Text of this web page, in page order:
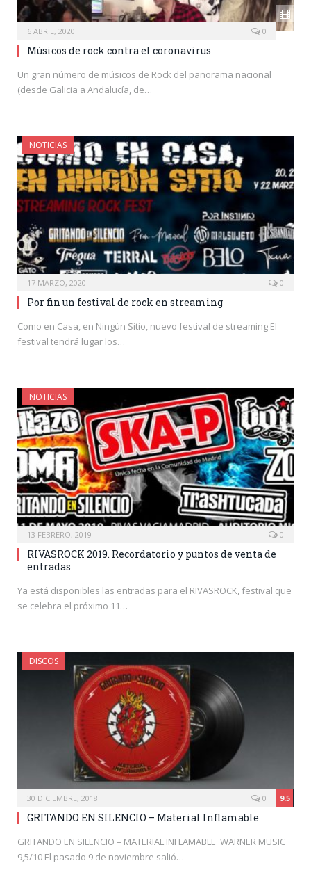
6 ABRIL, 2020 0
Músicos de rock contra el coronavirus
Un gran número de músicos de Rock del panorama nacional
(desde Galicia a Andalucía, de…
NOTICIAS
17 MARZO, 2020 0
Por fin un festival de rock en streaming
Como en Casa, en Ningún Sitio, nuevo festival de streaming El
festival tendrá lugar los…
NOTICIAS
13 FEBRERO, 2019 0
RIVASROCK 2019. Recordatorio y puntos de venta de
entradas
Ya está disponibles las entradas para el RIVASROCK, festival que
se celebra el próximo 11…
DISCOS
30 DICIEMBRE, 2018 9.5
0
GRITANDO EN SILENCIO – Material Inflamable
GRITANDO EN SILENCIO – MATERIAL INFLAMABLE WARNER MUSIC
9,5/10 El pasado 9 de noviembre salió…